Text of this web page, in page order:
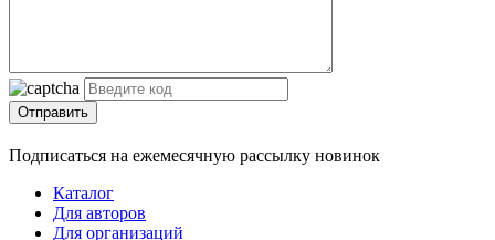
Отправить
Подписаться на ежемесячную рассылку новинок
Каталог
Для авторов
Для организаций